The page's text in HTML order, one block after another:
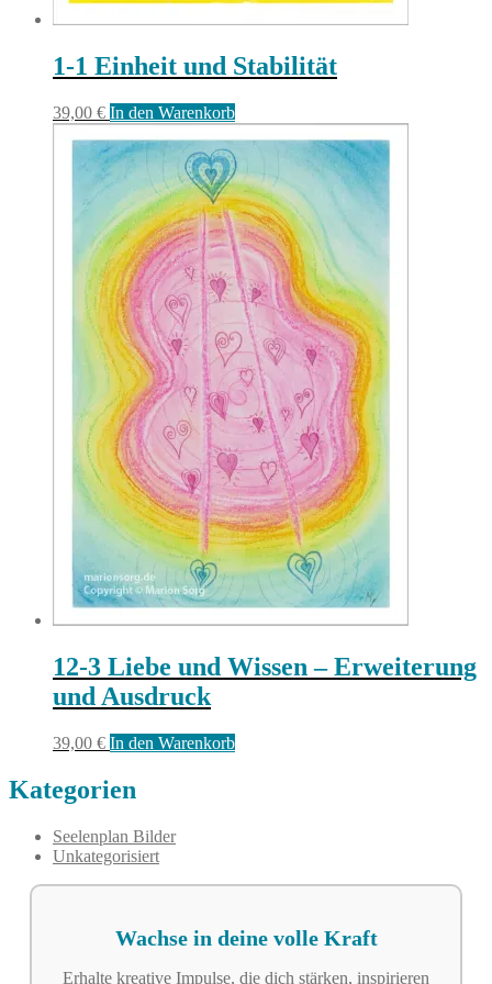
1-1 Einheit und Stabilität
39,00 € In den Warenkorb
12-3 Liebe und Wissen – Erweiterung
und Ausdruck
39,00 € In den Warenkorb
Kategorien
Seelenplan Bilder
Unkategorisiert
Wachse in deine volle Kraft
Erhalte kreative Impulse, die dich stärken, inspirieren